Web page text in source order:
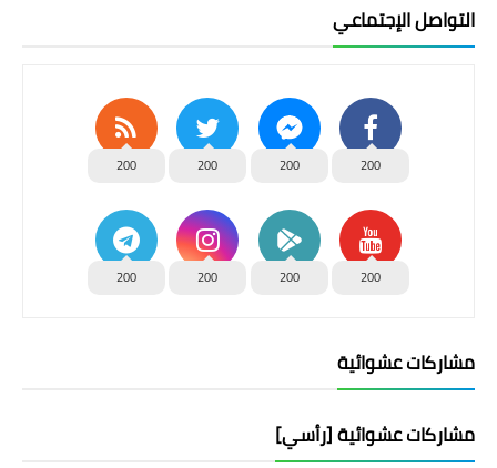
التواصل الإجتماعي
200
200
200
200
200
200
200
200
مشاركات عشوائية
مشاركات عشوائية [رأسي]